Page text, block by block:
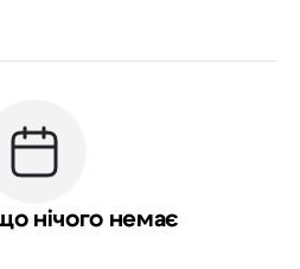
нічого немає